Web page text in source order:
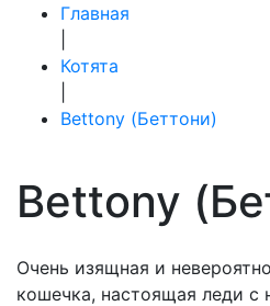
Главная
Котята
Bettony (Беттони)
Bettony
Очень изящная и
кошечка, настоящая леди с